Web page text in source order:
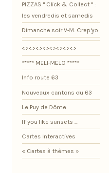
PIZZAS " Click & Collect " :
les vendredis et samedis
Dimanche soir V-M: Crep'yo
<><><><><><><><>
***** MELI-MELO *****
Info route 63
Nouveaux cantons du 63
Le Puy de Dôme
If you like sunsets ...
Cartes Interactives
« Cartes à thèmes »